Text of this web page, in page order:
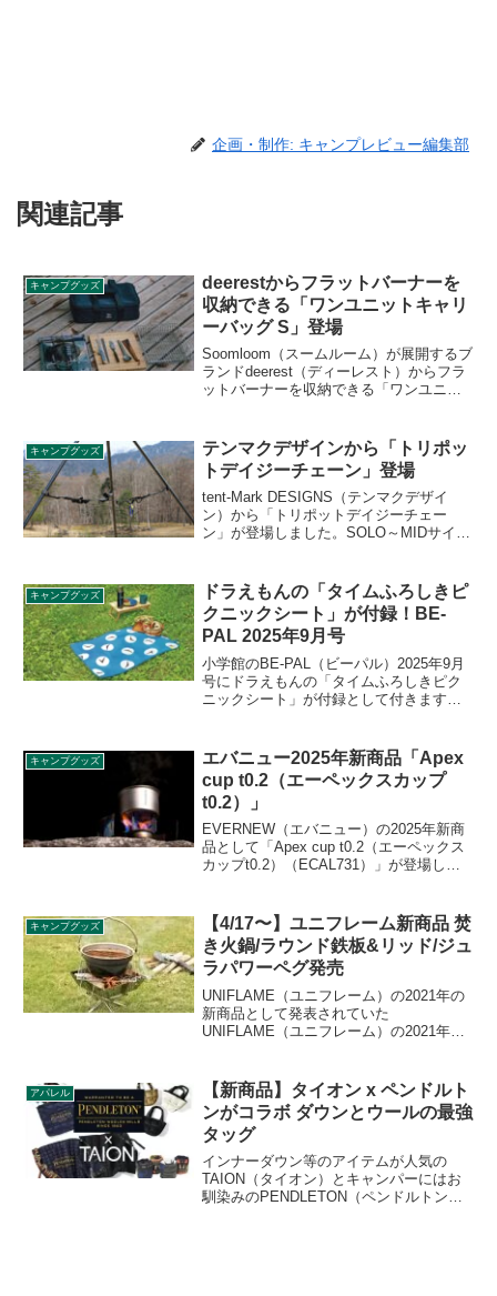
企画・制作: キャンプレビュー編集部
関連記事
キャンプグッズ
deerestからフラットバーナーを
収納できる「ワンユニットキャリ
ーバッグ S」登場
Soomloom（スームルーム）が展開するブ
ランドdeerest（ディーレスト）からフラ
ットバーナーを収納できる「ワンユニッ
のサイズとなっており、様々な対応製品
をまとめて収納できます。詳細をレビュ
ーします。
キャンプグッズ
テンマクデザインから「トリポッ
トデイジーチェーン」登場
tent-Mark DESIGNS（テンマクデザイ
ン）から「トリポットデイジーチェー
ン」が登場しました。SOLO～MIDサイズ
クなどを使ってコップやカトラリーはも
ちろん、ライト、ウェア、洗濯物などさ
まざまな物をフッキングできます。詳細
をレビューします。
キャンプグッズ
ドラえもんの「タイムふろしきピ
クニックシート」が付録！BE-
PAL 2025年9月号
小学館のBE-PAL（ビーパル）2025年9月
号にドラえもんの「タイムふろしきピク
ニックシート」が付録として付きます。
工されており、草地や海辺でも安心で
す。くるくる巻いてリュックに付けて、
ハイキングのお供にぴったりです。詳細
をレビューします。
キャンプグッズ
エバニュー2025年新商品「Apex
cup t0.2（エーペックスカップ
t0.2）」
EVERNEW（エバニュー）の2025年新商
品として「Apex cup t0.2（エーペックス
カップt0.2）（ECAL731）」が登場しま
タンをカップです。容量300mlで、重量は
わずか29gに抑えられています。詳細をレ
ビューします。
キャンプグッズ
【4/17〜】ユニフレーム新商品 焚
き火鍋/ラウンド鉄板&リッド/ジュ
ラパワーペグ発売
UNIFLAME（ユニフレーム）の2021年の
新商品として発表されていた
UNIFLAME（ユニフレーム）の2021年の
ッド、ジュラパワーペグ250が2021年4月
17日よりいよいよ発売開始となります。
詳細をレビューします。が2021年4月17日
よりいよいよ発売開始となります。詳細
をレビューします。
アパレル
【新商品】タイオン x ペンドルト
ンがコラボ ダウンとウールの最強
タッグ
インナーダウン等のアイテムが人気の
TAION（タイオン）とキャンパーにはお
馴染みのPENDLETON（ペンドルトン）